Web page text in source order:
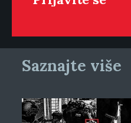
Saznajte više